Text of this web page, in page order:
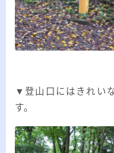
▼登山口にはきれい
す。